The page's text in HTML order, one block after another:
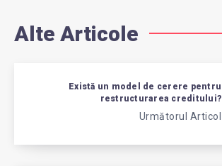
Alte Articole
Există un model de cerere pentru
restructurarea creditului?
Următorul Articol